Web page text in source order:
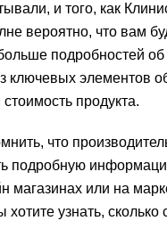
и того, как
вероятно, что вам
подробностей об
ключевых элементов
продукта.
что
подробную
магазинах или на
узнать, сколько